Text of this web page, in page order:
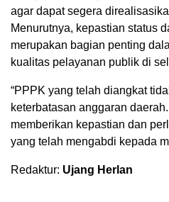
agar dapat segera
Menurutnya, kepastian status
merupakan bagian penting
kualitas pelayanan publik di
“PPPK yang telah diangkat
keterbatasan anggaran
memberikan kepastian dan
yang telah mengabdi kepada
Redaktur: Ujang Herlan